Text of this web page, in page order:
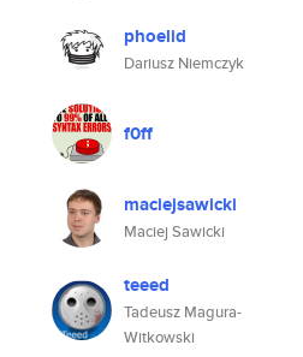
phoelid
Dariusz Niemczyk
f0ff
maciejsawicki
Maciej Sawicki
teeed
Tadeusz Magura-
Witkowski